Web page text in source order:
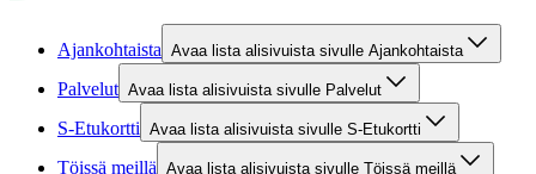
Ajankohtaista Avaa lista alisivuista sivulle Ajankohtaista
Palvelut Avaa lista alisivuista sivulle Palvelut
S-Etukortti Avaa lista alisivuista sivulle S-Etukortti
Töissä meillä Avaa lista alisivuista sivulle Töissä meillä